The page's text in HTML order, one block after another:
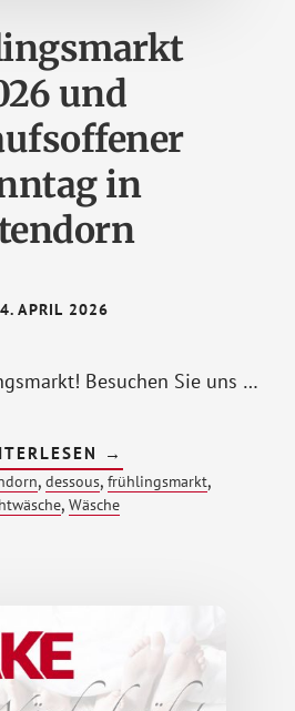
und
in
APRIL 2026
Besuchen Sie uns …
2026
UND
VERKAUFSOFFENER
SONNTAG
→
, dessous, frühlingsmarkt,
, Wäsche